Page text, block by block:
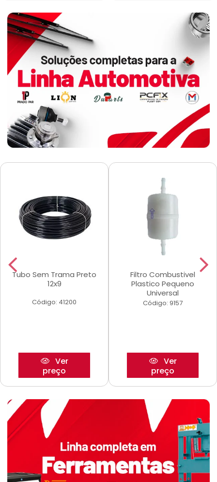
Tubo Sem Trama Preto
12x9
Código: 41200
Ver
preço
Filtro Combustivel
Plastico Pequeno
Universal
Código: 9157
Ver
preço